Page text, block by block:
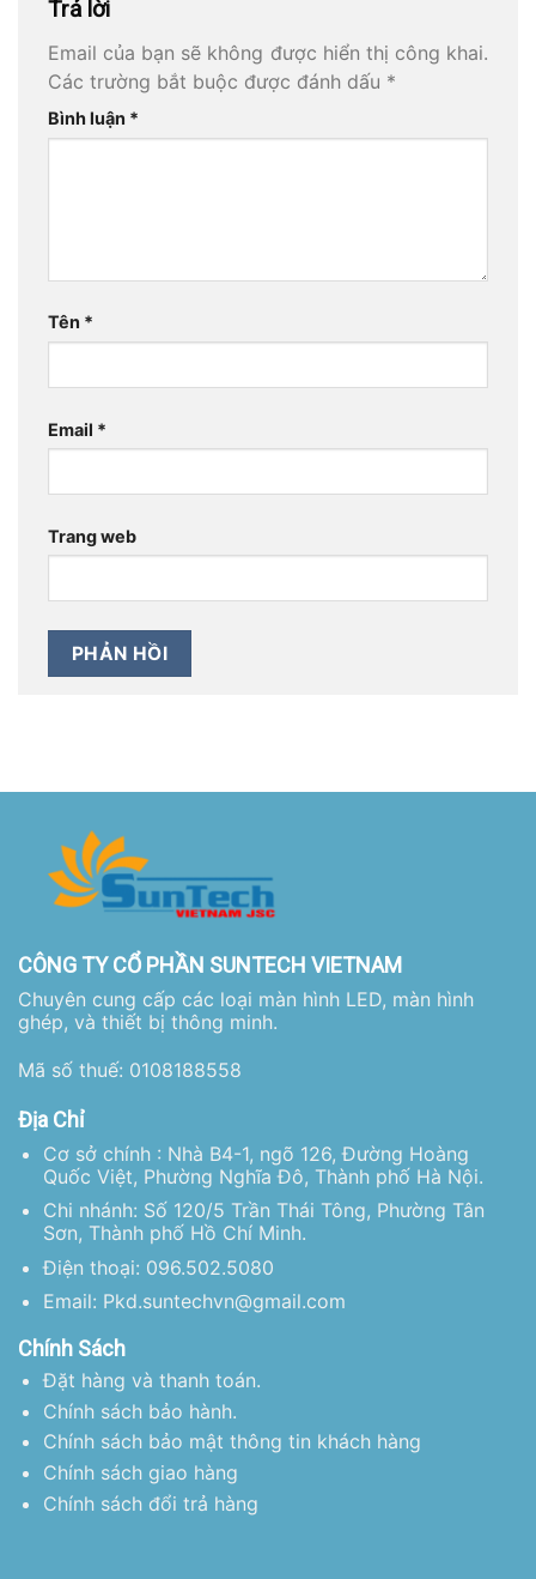
Trả lời
Email của bạn sẽ không được hiển thị công khai.
Các trường bắt buộc được đánh dấu *
Bình luận *
Tên *
Email *
Trang web
CÔNG TY CỔ PHẦN SUNTECH VIETNAM
Chuyên cung cấp các loại màn hình LED, màn hình
ghép, và thiết bị thông minh.
Mã số thuế: 0108188558
Địa Chỉ
Cơ sở chính : Nhà B4-1, ngõ 126, Đường Hoàng
Quốc Việt, Phường Nghĩa Đô, Thành phố Hà Nội.
Chi nhánh: Số 120/5 Trần Thái Tông, Phường Tân
Sơn, Thành phố Hồ Chí Minh.
Điện thoại: 096.502.5080
Email: Pkd.suntechvn@gmail.com
Chính Sách
Đặt hàng và thanh toán.
Chính sách bảo hành.
Chính sách bảo mật thông tin khách hàng
Chính sách giao hàng
Chính sách đổi trả hàng